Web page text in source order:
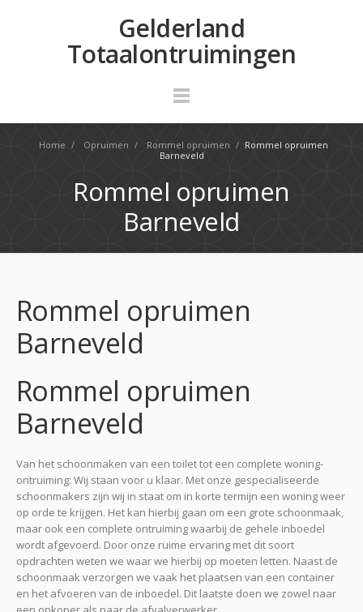
Gelderland
Totaalontruimingen
Home / Opruimen / Rommel opruimen / Rommel opruimen
Barneveld
Rommel opruimen
Barneveld
Rommel opruimen
Barneveld
Rommel opruimen
Barneveld
Van het schoonmaken van een toilet tot een complete woning-
ontruiming: Wij staan voor u klaar. Met onze gespecialiseerde
schoonmakers zijn wij in staat om in korte termijn een woning weer
op orde te krijgen. Het kan hierbij gaan om een grote schoonmaak,
maar ook een complete ontruiming waarbij de gehele inboedel
wordt afgevoerd. Door onze ruime ervaring met dit soort
opdrachten weten we waar we hierbij op moeten letten. Naast de
schoonmaak verzorgen we vaak het plaatsen van een container
en het afvoeren van de inboedel. Dit laatste doen we zowel naar